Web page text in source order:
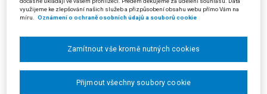
cenu znaleckým posudkem. Krajský soud zaujal toto stanovisko již při
se v napadeném rozhodnutí od závazného právního názoru soudu
Proti rozsudku Krajského soudu v Ústí nad Labem podal žalobce
(stěžovatel) kasační stížnost. Setrval na tom, že vstupní cena
využijeme ke zlepšování našich služeb a přizpůsobení obsahu webu přímo Vám na
míru.
Oznámení o ochraně osobních údajů a souborů cookie
Zamítnout vše kromě nutných cookies
Přijmout všechny soubory cookie